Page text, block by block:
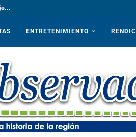
ENTRETENIMIENTO